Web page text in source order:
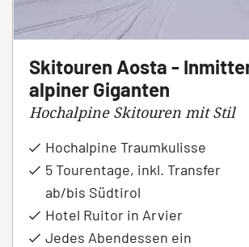
Skitouren Aosta -
alpiner Giganten
Hochalpine Skitouren mit Stil
Hochalpine Traumkulisse
5 Tourentage, inkl. Transfer
ab/bis Südtirol
Hotel Ruitor in Arvier
Jedes Abendessen ein